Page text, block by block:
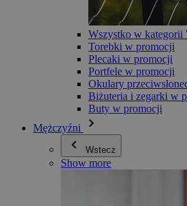
Wszystko w kategorii
Torebki w promocji
Plecaki w promocji
Portfele w promocji
Okulary
Biżuteria i zegarki w
Buty w promocji
Mężczyźni
Wstecz
Show more